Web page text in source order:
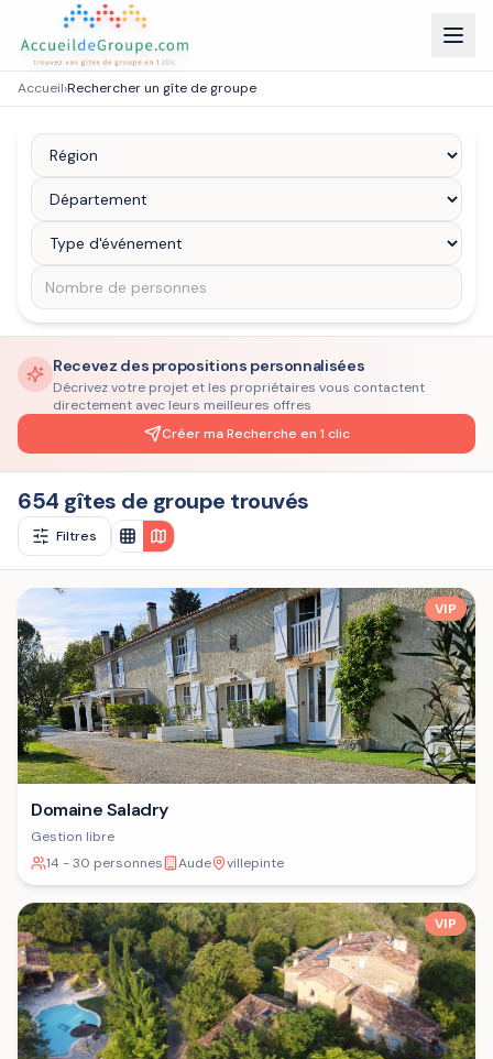
Accueil›Rechercher un gîte de groupe
Recevez des propositions personnalisées
Décrivez votre projet et les propriétaires vous contactent
directement avec leurs meilleures offres
Créer ma Recherche en 1 clic
654 gîtes de groupe trouvés
Filtres
VIP
Domaine Saladry
Gestion libre
14 - 30 personnes
Aude villepinte
VIP